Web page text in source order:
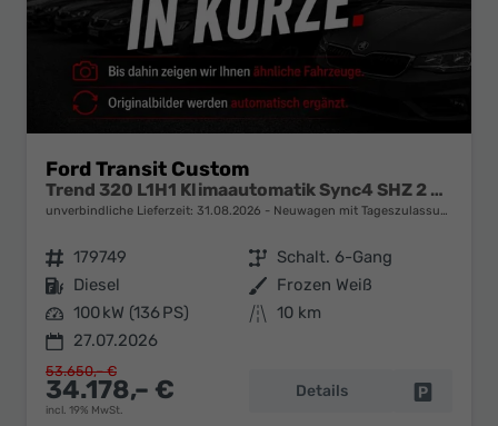
Ford Transit Custom
Trend 320 L1H1 Klimaautomatik Sync4 SHZ 2 x Einparkhilfe Kamera 5JG
unverbindliche Lieferzeit: 31.08.2026 Neuwagen mit Tageszulassung
Fahrzeugnr. 179749 Getriebe Schalt. 6-Gang
Kraftstoff Diesel Außenfarbe Frozen Weiß
Leistung 100 kW (136 PS) Kilometerstand 10 km
27.07.2026
34.178,– €
incl. 19% MwSt.
53.650,– €
Details